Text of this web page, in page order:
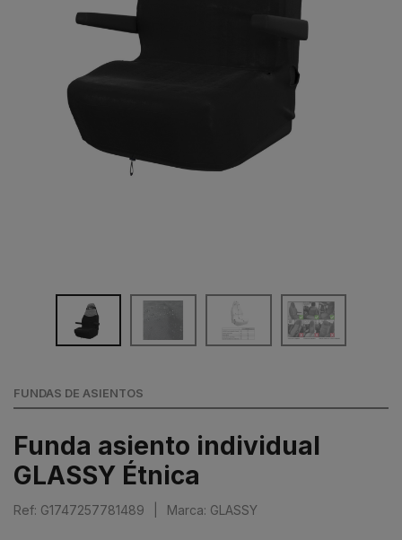
FUNDAS DE ASIENTOS
Funda asiento individual
GLASSY Étnica
Ref: G1747257781489 Marca: GLASSY